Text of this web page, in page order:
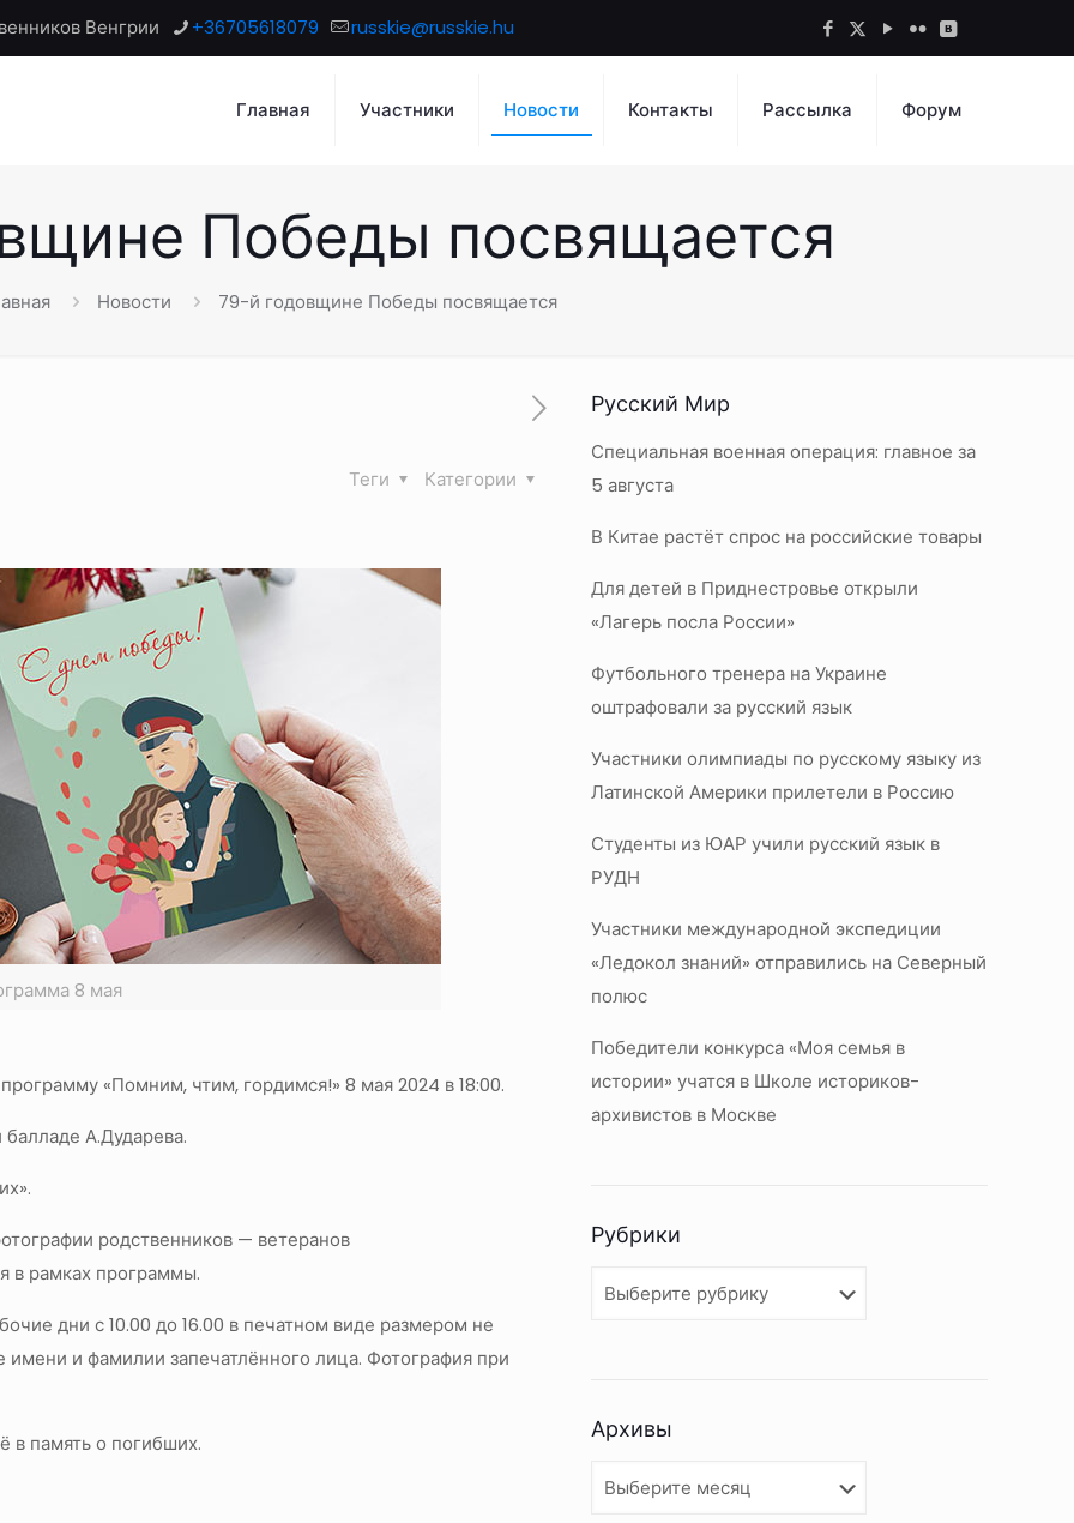
Венгрии +36705618079 russkie@russkie.hu
Главная Участники Новости Контакты Рассылка Форум
Победы посвящается
Новости 79-й годовщине Победы посвящается
Категории
Теги
8 мая
«Помним, чтим, гордимся!» 8 мая 2024 в 18:00.
А.Дударева.
родственников — ветеранов
в рамках программы.
дни с 10.00 до 16.00 в печатном виде размером не
и фамилии запечатлённого лица. Фотография при
в память о погибших.
Русский Мир
Специальная военная операция: главное за
5 августа
В Китае растёт спрос на российские товары
Для детей в Приднестровье открыли
«Лагерь посла России»
Футбольного тренера на Украине
оштрафовали за русский язык
Участники олимпиады по русскому языку из
Латинской Америки прилетели в Россию
Студенты из ЮАР учили русский язык в
РУДН
Участники международной экспедиции
«Ледокол знаний» отправились на Северный
полюс
Победители конкурса «Моя семья в
истории» учатся в Школе историков-
архивистов в Москве
Рубрики
Рубрики
Архивы
Архивы